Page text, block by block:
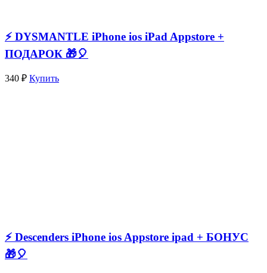
⚡️ DYSMANTLE iPhone ios iPad Appstore +
ПОДАРОК 🎁🎈
340 ₽ Купить
⚡️ Descenders iPhone ios Appstore ipad + БОНУС
🎁🎈